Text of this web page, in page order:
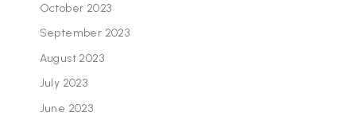
October 2023
September 2023
August 2023
July 2023
June 2023